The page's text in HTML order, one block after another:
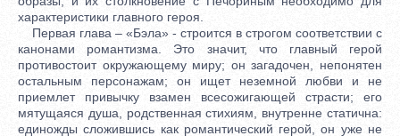
характеристики главного героя.
Первая глава – «Бэла» - строится в строгом соответствии с
канонами романтизма. Это значит, что главный герой
противостоит окружающему миру; он загадочен, непонятен
остальным персонажам; он ищет неземной любви и не
приемлет привычку взамен всесожигающей страсти; его
мятущаяся душа, родственная стихиям, внутренне статична:
единожды сложившись как романтический герой, он уже не